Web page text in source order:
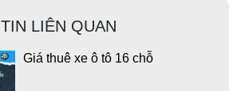
TIN LIÊN QUAN
Giá thuê xe ô tô 16 chỗ